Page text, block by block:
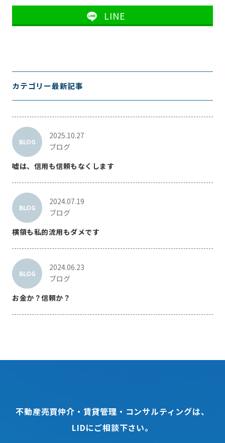
LINE
カテゴリー最新記事
BLOG
2025.10.27
ブログ
嘘は、信用も信頼もなくします
BLOG
2024.07.19
ブログ
横領も私的流用もダメです
BLOG
2024.06.23
ブログ
お金か？信頼か？
不動産売買仲介・賃貸管理・コンサルティングは、
LIDにご相談下さい。